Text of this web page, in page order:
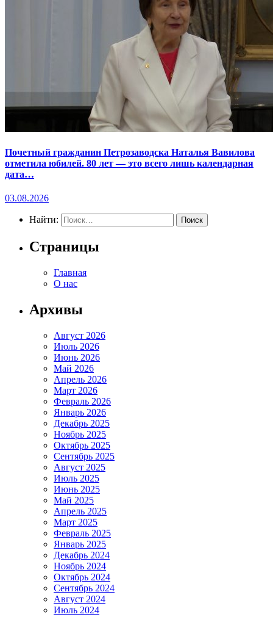
Почетный гражданин Петрозаводска Наталья Вавилова
отметила юбилей. 80 лет — это всего лишь календарная
дата…
03.08.2026
Найти:
Страницы
Главная
О нас
Архивы
Август 2026
Июль 2026
Июнь 2026
Май 2026
Апрель 2026
Март 2026
Февраль 2026
Январь 2026
Декабрь 2025
Ноябрь 2025
Октябрь 2025
Сентябрь 2025
Август 2025
Июль 2025
Июнь 2025
Май 2025
Апрель 2025
Март 2025
Февраль 2025
Январь 2025
Декабрь 2024
Ноябрь 2024
Октябрь 2024
Сентябрь 2024
Август 2024
Июль 2024